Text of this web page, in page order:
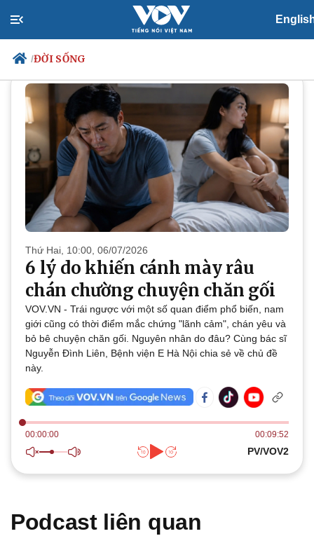
/ĐỜI SỐNG
Chính trị
Đảng
Tổ chức nhân sự
Nhận diện sự thật
Xã hội
Tin 24h
Dự báo thời tiết
Giáo dục
Dấu ấn VOV
Việc làm
Biển đảo
Thế giới
Quan sát
Cuộc sống đó đây
Hồ sơ
Multimedia
Video
Ảnh
Kinh tế
Tỷ giá
ĐỜI SỐNG
Thứ Hai, 10:00, 06/07/2026
6 lý do khiến cánh mày râu
chán chường chuyện chăn gối
VOV.VN - Trái ngược với một số quan điểm phổ biến, nam
giới cũng có thời điểm mắc chứng "lãnh cảm", chán yêu và
bỏ bê chuyện chăn gối. Nguyên nhân do đâu? Cùng bác sĩ
Nguyễn Đình Liên, Bệnh viện E Hà Nội chia sẻ về chủ đề
này.
00:00:00 00:09:52
PV/VOV2
Podcast liên quan